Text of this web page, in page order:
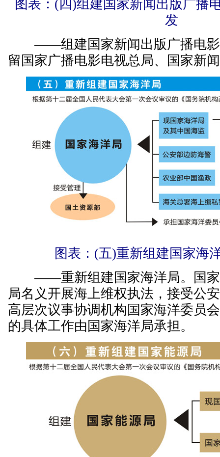
图表：(四)组建国家新闻出版广播
发
——组建国家新闻出版广播电影
留国家广播电影电视总局、国家新
图表：(五)重新组建国家海
——重新组建国家海洋局。国家
局名义开展海上维权执法，接受公
高层次议事协调机构国家海洋委员
的具体工作由国家海洋局承担。